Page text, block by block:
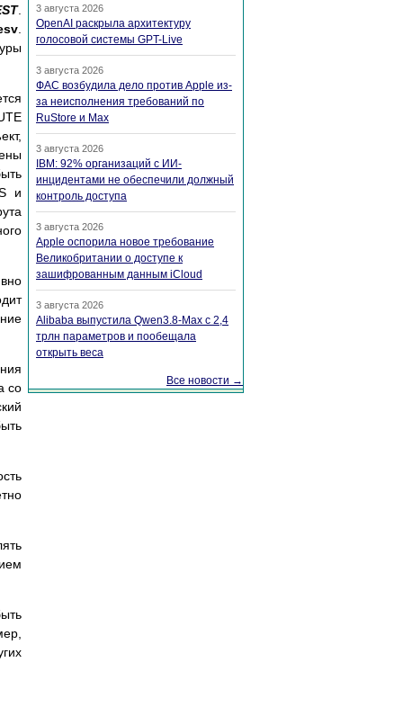
.
и
со
3 августа 2026
OpenAI раскрыла архитектуру
голосовой системы GPT-Live
3 августа 2026
ФАС возбудила дело против Apple из-
за неисполнения требований по
RuStore и Max
3 августа 2026
IBM: 92% организаций с ИИ-
инцидентами не обеспечили должный
контроль доступа
3 августа 2026
Apple оспорила новое требование
Великобритании о доступе к
зашифрованным данным iCloud
3 августа 2026
Alibaba выпустила Qwen3.8-Max с 2,4
трлн параметров и пообещала
открыть веса
Все новости →